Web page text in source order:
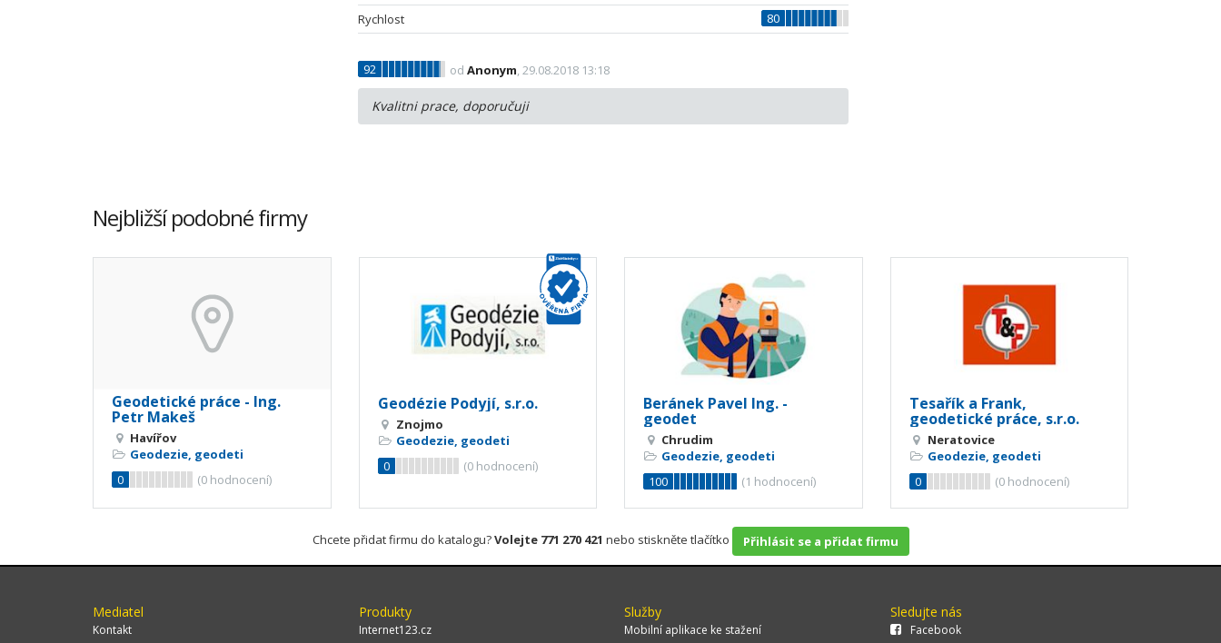
Rychlost
80
92 odAnonym, 29.08.2018 13:18
Kvalitni prace, doporučuji
Nejbližší podobné firmy
Geodetické práce - Ing.
Petr Makeš
Havířov
Geodezie, geodeti
0
(0 hodnocení)
Geodézie Podyjí, s.r.o.
Znojmo
Geodezie, geodeti
0
(0hodnocení)
Beránek Pavel Ing. -
geodet
Chrudim
Geodezie, geodeti
100
(1 hodnocení)
Tesařík a Frank,
geodetické práce, s.r.o.
Neratovice
Geodezie, geodeti
0
(0hodnocení)
Chcete přidat firmu do katalogu?Volejte 771 270 421 nebo stiskněte tlačítko Přihlásit se a přidat firmu
Mediatel
Kontakt
Produkty
Internet123.cz
Služby
Mobilní aplikace ke stažení
Sledujte nás
Facebook